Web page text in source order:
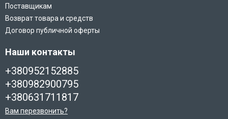
Поставщикам
Возврат товара и средств
Договор публичной оферты
Наши контакты
+380952152885
+380982900795
+380631711817
Вам перезвонить?